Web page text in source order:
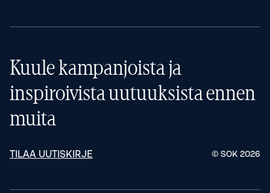
Kuule kampanjoista ja
inspiroivista uutuuksista ennen
muita
TILAA UUTISKIRJE © SOK 2026